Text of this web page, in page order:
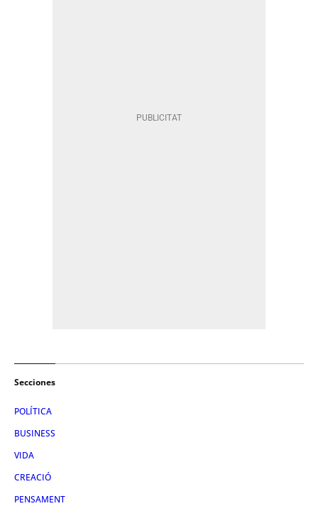
Secciones
POLÍTICA
BUSINESS
VIDA
CREACIÓ
PENSAMENT